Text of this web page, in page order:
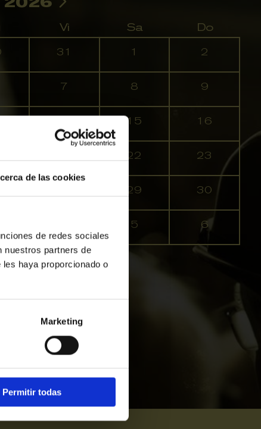
de las cookies
de redes sociales
nuestros partners de
haya proporcionado o
Marketing
Permitir todas
Vi Sa Do
31 1 2
7 8 9
15 16
22 23
29 30
5 6
Agotadas